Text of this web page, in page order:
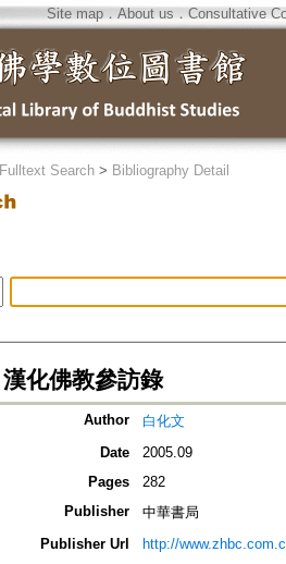
Site map．About us ． Consultative
Fulltext Search > Bibliography Detail
漢化佛教參訪錄
Author
白化文
Date
2005.09
Pages
282
Publisher
中華書局
Publisher Url
http://